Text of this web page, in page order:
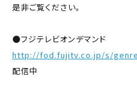
是非ご覧ください。
●フジテレビオンデマンド
http://fod.fujitv.co.jp/s/
配信中